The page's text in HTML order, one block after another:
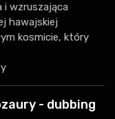
i wzruszająca
hawajskiej
kosmicie, który
- dubbing